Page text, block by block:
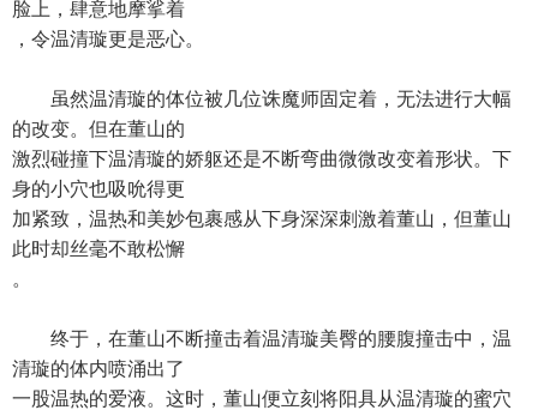
脸上，肆意地摩挲着
，令温清璇更是恶心。
虽然温清璇的体位被几位诛魔师固定着，无法进行大幅
的改变。但在董山的
激烈碰撞下温清璇的娇躯还是不断弯曲微微改变着形状。下
身的小穴也吸吮得更
加紧致，温热和美妙包裹感从下身深深刺激着董山，但董山
此时却丝毫不敢松懈
。
终于，在董山不断撞击着温清璇美臀的腰腹撞击中，温
清璇的体内喷涌出了
一股温热的爱液。这时，董山便立刻将阳具从温清璇的蜜穴